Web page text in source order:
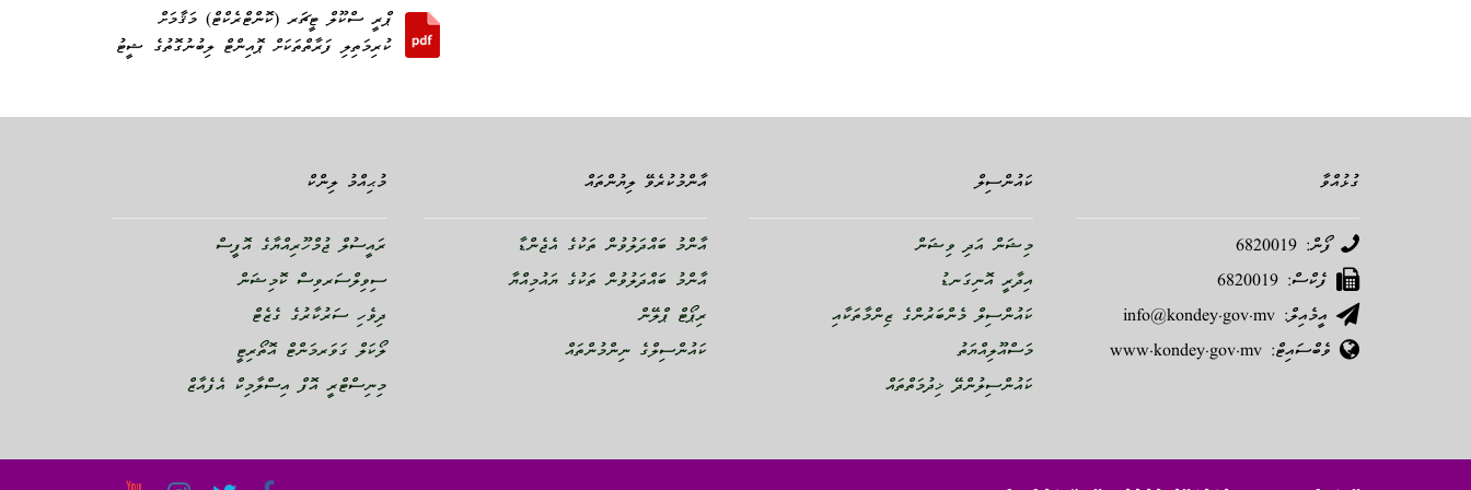
ޕްރީ ސްކޫލް ޓީޗަރ (ކޮންޓްރެކްޓް) މަޤާމަށް
ކުރިމަތިލި ފަރާތްތަކަށް ޕޮއިންޓް ލިބުނުގޮތުގެ ޝީޓު
މުޙިއްމު ލިންކް
ރައީސުލް ޖުމްހޫރިއްޔާގެ އޮފީސް
ސިވިލްސަރވިސް ކޮމިޝަން
ދިވެހި ސަރުކާރުގެ ގެޒެޓް
ލޯކަލް ގަވަރމަންޓް އޮތޯރިޓީ
މިނިސްޓްރީ އޮފް އިސްލާމިކް އެފެއާޒް
އާންމުކުރެވޭ ލިޔުންތައް
އާންމު ބައްދަލުވުން ތަކުގެ އެޖެންޑާ
އާންމު ބައްދަލުވުން ތަކުގެ ޔައުމިއްޔާ
ރިޕޯޓް ޕްލޭން
ކައުންސިލްގެ ނިންމުންތައް
ކައުންސިލް
މިޝަން އަދި ވިޝަން
އިދާރީ އޮނިގަނޑު
ކައުންސިލް މެންބަރުންގެ ޒިންމާތަކާއި
މަސްއޫލިއްޔަތު
ކައުންސިލުންދޭ ޚިދުމަތްތައް
ގުޅުއްވާ
ފޯން: 6820019
ފެކްސް: 6820019
އީމެއިލް: info@kondey.gov.mv
ވެބްސައިޓް: www.kondey.gov.mv